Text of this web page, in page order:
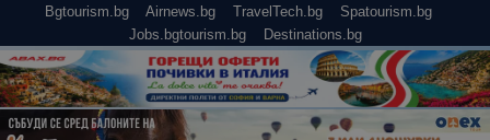
Bgtourism.bg Airnews.bg TravelTech.bg
Spatourism.bg
Jobs.bgtourism.bg
Destinations.bg